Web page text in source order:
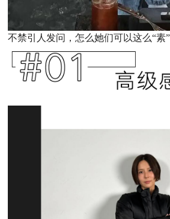
不禁引人发问，怎么她们可以这么“素